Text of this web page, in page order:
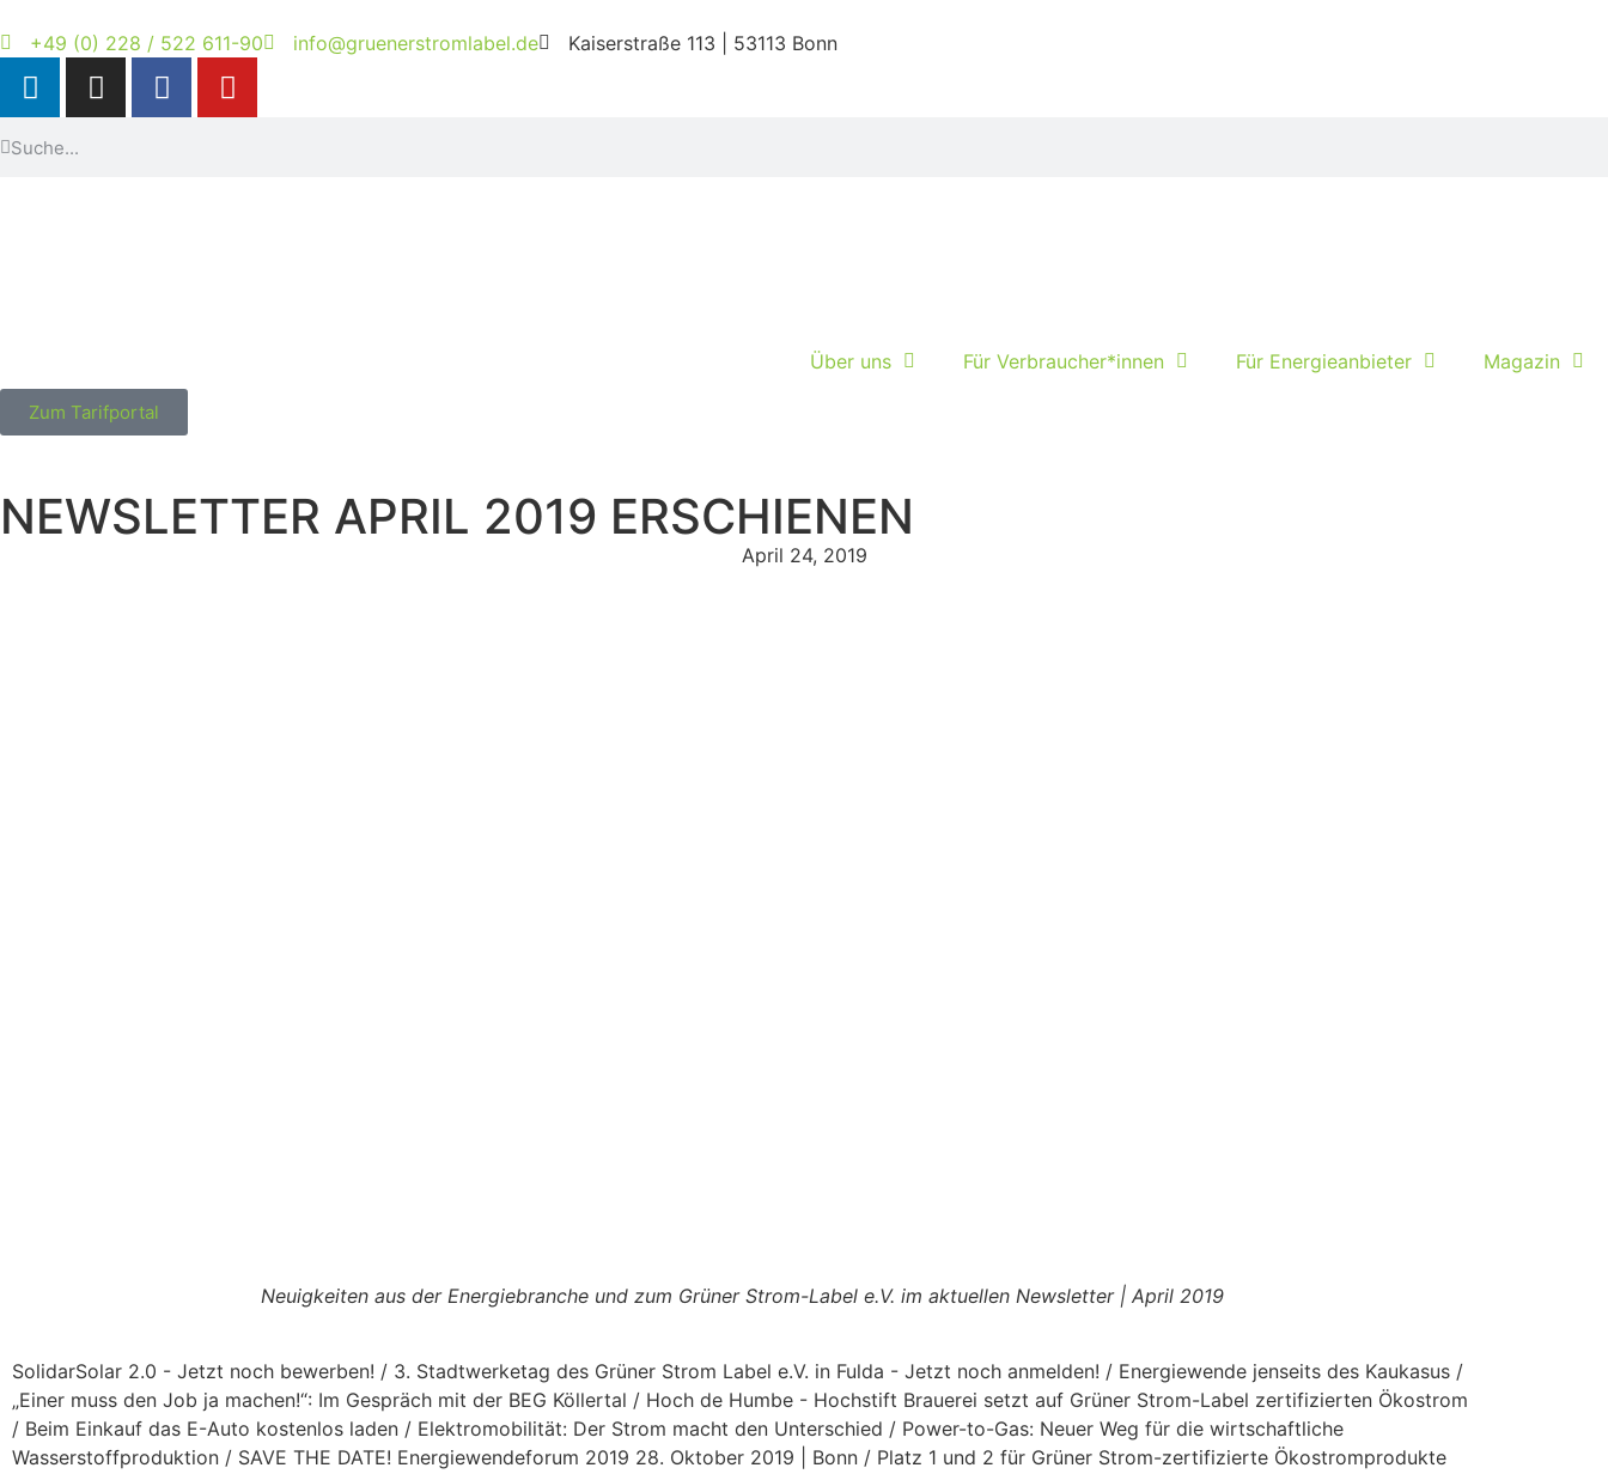
+49 (0) 228 / 522 611-90 info@gruenerstromlabel.de Kaiserstraße 113 | 53113 Bonn
Über uns Für Verbraucher*innen Für Energieanbieter Magazin
Zum Tarifportal
NEWSLETTER APRIL 2019 ERSCHIENEN
April 24, 2019
Neuigkeiten aus der Energiebranche und zum Grüner Strom-Label e.V. im aktuellen Newsletter | April 2019
SolidarSolar 2.0 - Jetzt noch bewerben! / 3. Stadtwerketag des Grüner Strom Label e.V. in Fulda - Jetzt noch anmelden! / Energiewende jenseits des Kaukasus /
„Einer muss den Job ja machen!“: Im Gespräch mit der BEG Köllertal / Hoch de Humbe - Hochstift Brauerei setzt auf Grüner Strom-Label zertifizierten Ökostrom
/ Beim Einkauf das E-Auto kostenlos laden / Elektromobilität: Der Strom macht den Unterschied / Power-to-Gas: Neuer Weg für die wirtschaftliche
Wasserstoffproduktion / SAVE THE DATE! Energiewendeforum 2019 28. Oktober 2019 | Bonn / Platz 1 und 2 für Grüner Strom-zertifizierte Ökostromprodukte